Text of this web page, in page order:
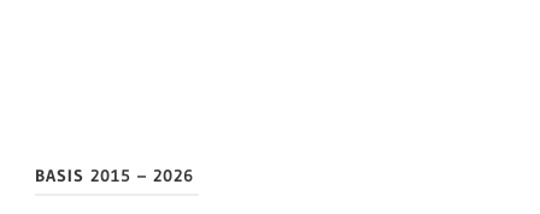
BASIS 2015 – 2026